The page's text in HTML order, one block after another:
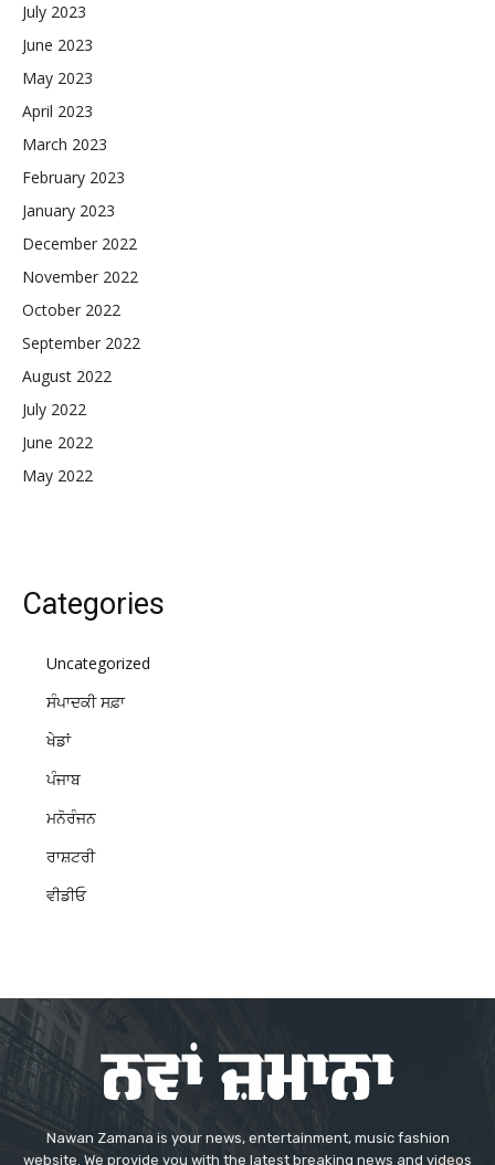
July 2023
June 2023
May 2023
April 2023
March 2023
February 2023
January 2023
December 2022
November 2022
October 2022
September 2022
August 2022
July 2022
June 2022
May 2022
Categories
Uncategorized
ਸੰਪਾਦਕੀ ਸਫ਼ਾ
ਖੇਡਾਂ
ਪੰਜਾਬ
ਮਨੋਰੰਜਨ
ਰਾਸ਼ਟਰੀ
ਵੀਡੀਓ
Nawan Zamana is your news, entertainment, music fashion
website. We provide you with the latest breaking news and videos